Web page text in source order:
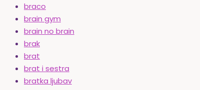
braco
brain gym
brain no brain
brak
brat
brat i sestra
bratka ljubav